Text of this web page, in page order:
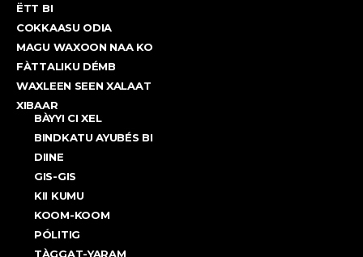
ËTT BI
COKKAASU ODIA
MAGU WAXOON NAA KO
FÀTTALIKU DÉMB
WAXLEEN SEEN XALAAT
XIBAAR
BÀYYI CI XEL
BINDKATU AYUBÉS BI
DIINE
GIS-GIS
KII KUMU
KOOM-KOOM
PÓLITIG
TÀGGAT-YARAM